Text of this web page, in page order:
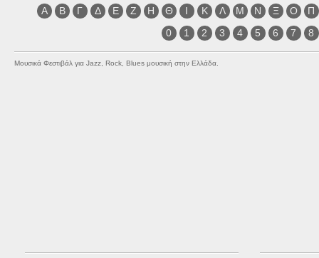
Α
Β Γ Δ Ε Ζ Η Θ Ι Κ Λ Μ Ν Ξ Ο
Π
0
1 2 3 4 5 6 7 8
Μουσικά Φεστιβάλ για Jazz, Rock, Blues μουσική στην Ελλάδα.